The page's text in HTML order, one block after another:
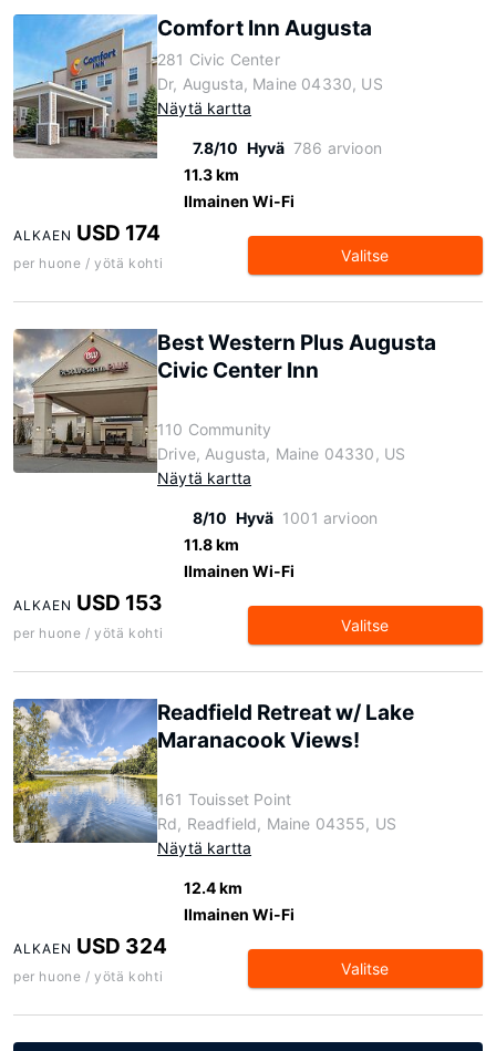
Comfort Inn Augusta
281 Civic Center
Dr, Augusta, Maine 04330, US
Näytä kartta
7.8/10 Hyvä 786 arvioon
11.3 km
Ilmainen Wi-Fi
ALKAEN USD 174
per huone / yötä kohti Valitse
Best Western Plus Augusta
Civic Center Inn
110 Community
Drive, Augusta, Maine 04330, US
Näytä kartta
8/10 Hyvä 1001 arvioon
11.8 km
Ilmainen Wi-Fi
ALKAEN USD 153
per huone / yötä kohti Valitse
Readfield Retreat w/ Lake
Maranacook Views!
161 Touisset Point
Rd, Readfield, Maine 04355, US
Näytä kartta
12.4 km
Ilmainen Wi-Fi
ALKAEN USD 324
per huone / yötä kohti Valitse